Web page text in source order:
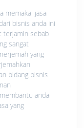
memakai jasa
bisnis anda ini
terjamin sebab
sangat
yang
bidang bisnis
anda
yang